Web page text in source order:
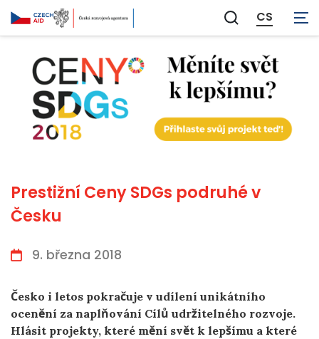
Zobrazit
vyhledávání
CS
Prestižní Ceny SDGs podruhé v
Česku
9. března 2018
Česko i letos pokračuje v udílení unikátního
ocenění za naplňování Cílů udržitelného rozvoje.
Hlásit projekty, které mění svět k lepšímu a které